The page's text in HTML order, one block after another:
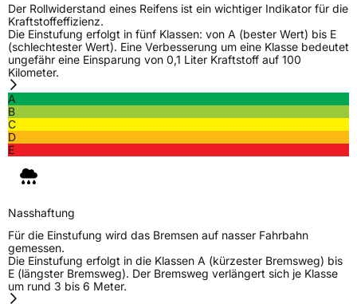
EPREL ID1329334
Allgemeine Produktsicherheit (GPSR)
Der Rollwiderstand eines Reifens ist ein wichtiger Indikator für die
Kraftstoffeffizienz.
Die Einstufung erfolgt in fünf Klassen: von A (bester Wert) bis E
(schlechtester Wert). Eine Verbesserung um eine Klasse bedeutet
ungefähr eine Einsparung von 0,1 Liter Kraftstoff auf 100
Kilometer.
A
B
C
D
E
Nasshaftung
Für die Einstufung wird das Bremsen auf nasser Fahrbahn
gemessen.
Die Einstufung erfolgt in die Klassen A (kürzester Bremsweg) bis
E (längster Bremsweg). Der Bremsweg verlängert sich je Klasse
um rund 3 bis 6 Meter.